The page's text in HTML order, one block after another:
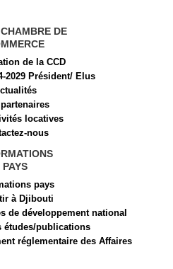
DE
de la CCD
2029 Président/ Elus
locatives
nous
PAYS
pays
à Djibouti
de développement national
études/publications
réglementaire des Affaires